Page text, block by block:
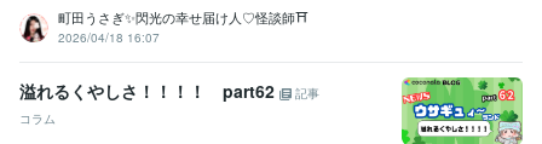
町田うさぎ✨閃光の幸せ届け人♡怪談師⛩️
2026/04/18 16:07
溢れるくやしさ！！！！ part62
記事
コラム